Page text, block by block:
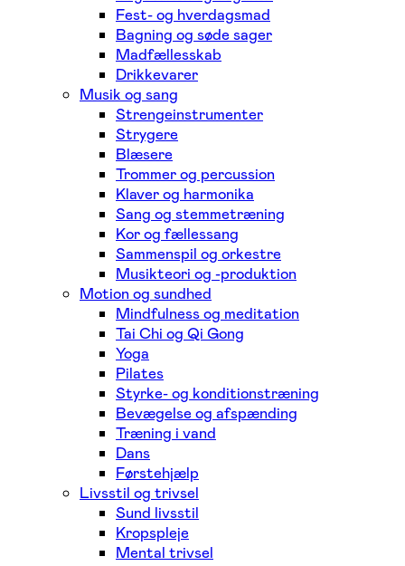
Fest- og hverdagsmad
Bagning og søde sager
Madfællesskab
Drikkevarer
Musik og sang
Strengeinstrumenter
Strygere
Blæsere
Trommer og percussion
Klaver og harmonika
Sang og stemmetræning
Kor og fællessang
Sammenspil og orkestre
Musikteori og -produktion
Motion og sundhed
Mindfulness og meditation
Tai Chi og Qi Gong
Yoga
Pilates
Styrke- og konditionstræning
Bevægelse og afspænding
Træning i vand
Dans
Førstehjælp
Livsstil og trivsel
Sund livsstil
Kropspleje
Mental trivsel